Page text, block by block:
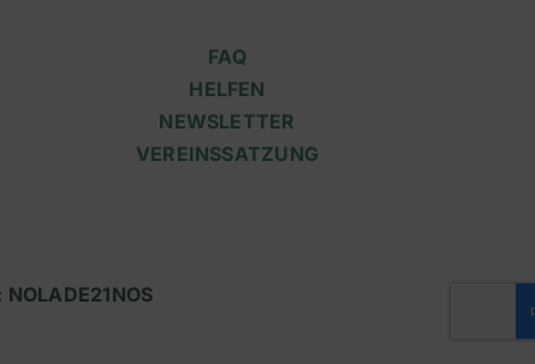
FAQ
HELFEN
NEWSLETTER
VEREINSSATZUNG